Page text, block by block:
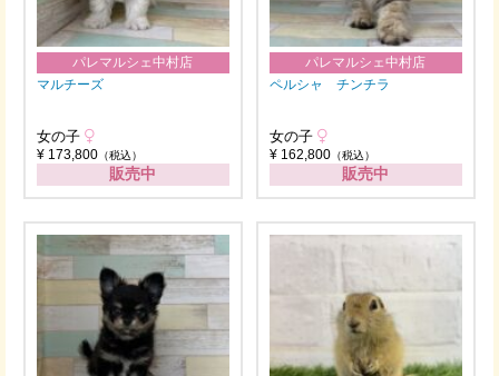
パレマルシェ中村店
マルチーズ
女の子
¥ 173,800 （税込）
販売中
パレマルシェ中村店
ペルシャ チンチラ
女の子
¥ 162,800 （税込）
販売中